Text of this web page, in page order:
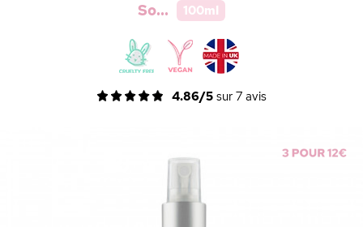
So...
100ml
4.86/5 sur 7 avis
Rouge à Lèvres